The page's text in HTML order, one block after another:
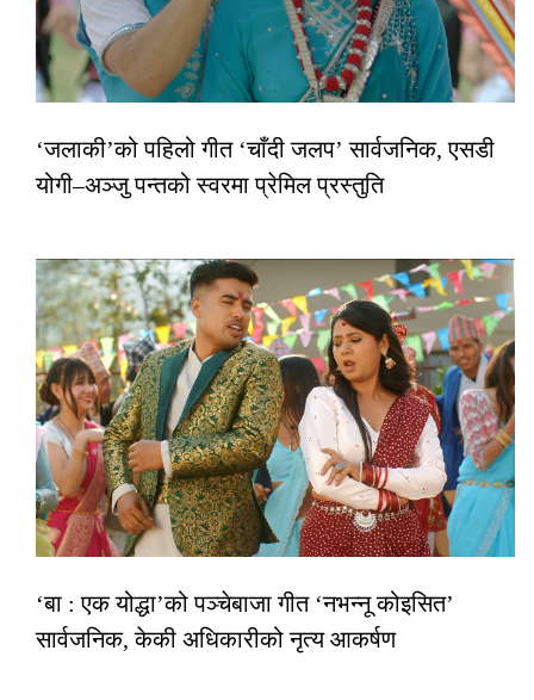
‘जलाकी’को पहिलो गीत ‘चाँदी जलप’ सार्वजनिक, एसडी
योगी–अञ्जु पन्तको स्वरमा प्रेमिल प्रस्तुति
‘बा : एक योद्धा’को पञ्चेबाजा गीत ‘नभन्नू कोइसित’
सार्वजनिक, केकी अधिकारीको नृत्य आकर्षण